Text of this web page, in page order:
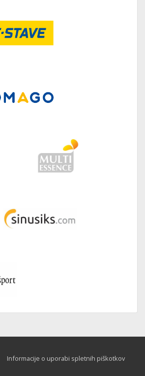
Informacije o uporabi spletnih piškotkov